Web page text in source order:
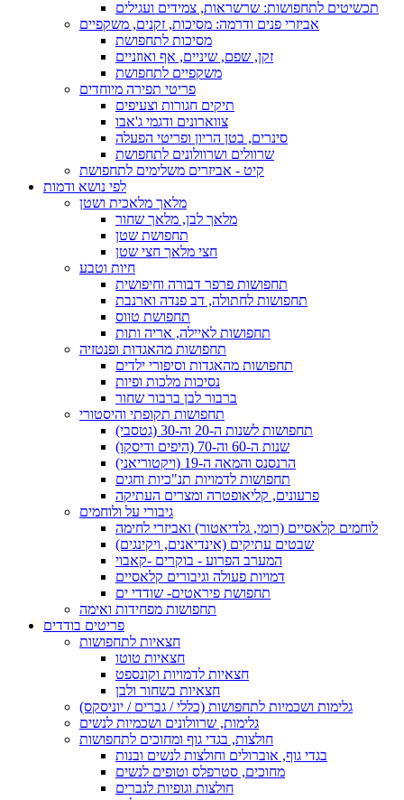
תכשיטים לתחפושות: שרשראות, צמידים ועגילים
אביזרי פנים ודרמה: מסיכות, זקנים, משקפיים
מסיכות לתחפושת
זקן, שפם, שיניים, אף ואוזניים
משקפיים לתחפושת
פריטי תפירה מיוחדים
תיקים חגורות וצעיפים
צווארונים ודגמי ג'אבו
סינרים, בטן הריון ופריטי הפעלה
שרוולים ושרוולונים לתחפושת
קיט - אביזרים משלימים לתחפושת
לפי נושא ודמות
מלאך מלאכית ושטן
מלאך לבן, מלאך שחור
תחפושת שטן
חצי מלאך חצי שטן
חיות וטבע
תחפושות פרפר דבורה וחיפושית
תחפושות לחתולה, דב פנדה וארנבת
תחפושת טווס
תחפושות לאיילה, אריה ותות
תחפושות מהאגדות ופנטזיה
תחפושות מהאגדות וסיפורי ילדים
נסיכות מלכות ופיות
ברבור לבן ברבור שחור
תחפושות תקופתי והיסטורי
תחפושות לשנות ה-20 וה-30 (גטסבי)
שנות ה-60 וה-70 (היפים ודיסקו)
הרנסנס והמאה ה-19 (ויקטוריאני)
תחפושות לדמויות תנ"כיות וחגים
פרעונים, קליאופטרה ומצרים העתיקה
גיבורי על ולוחמים
לוחמים קלאסיים (רומי, גלדיאטור) ואביזרי לחימה
שבטים עתיקים (אינדיאנים, ויקינגים)
המערב הפרוע - בוקרים -קאבוי
דמויות פעולה וגיבורים קלאסיים
תחפושת פיראטים- שודדי ים
תחפושות מפחידות ואימה
פריטים בודדים
חצאיות לתחפושות
חצאיות טוטו
חצאיות לדמויות וקונספט
חצאיות בשחור ולבן
גלימות ושכמיות לתחפושות (כללי / גברים / יוניסקס)
גלימות, שרוולונים ושכמיות לנשים
חולצות, בגדי גוף ומחוכים לתחפושות
בגדי גוף, אוברולים וחולצות לנשים ובנות
מחוכים, סטרפלס וטופים לנשים
חולצות וגופיות לגברים